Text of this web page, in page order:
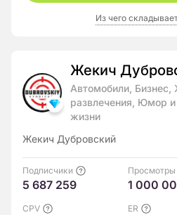
Из чего
Жекич
Автомобили, Бизнес,
развлечения, Юмор
жизни
Жекич Дубровский
Подписчики
5 687 259
Просмотры
1 000
CPV ER